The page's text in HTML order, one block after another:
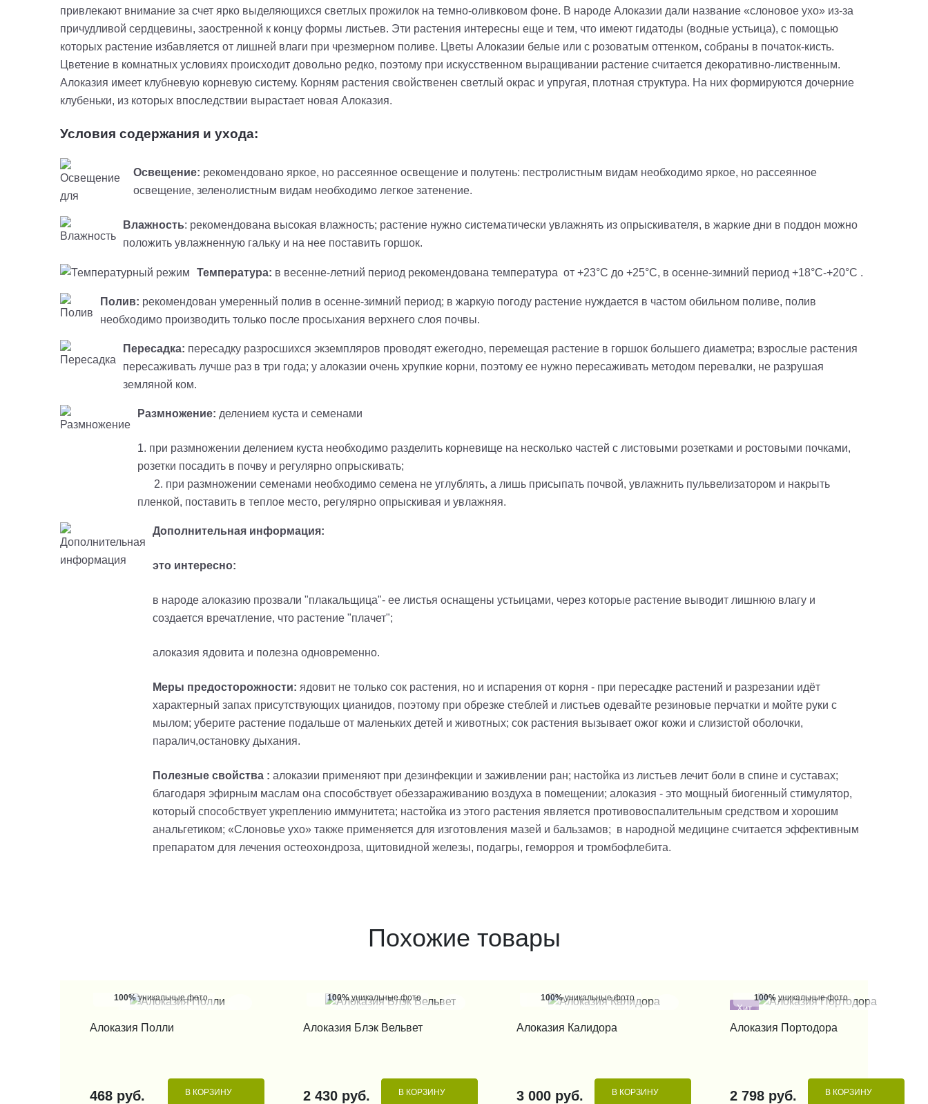
привлекают внимание за счет ярко выделяющихся светлых прожилок на темно-оливковом фоне. В народе Алоказии дали название «слоновое ухо» из-за
причудливой сердцевины, заостренной к концу формы листьев. Эти растения интересны еще и тем, что имеют гидатоды (водные устьица), с помощью
которых растение избавляется от лишней влаги при чрезмерном поливе. Цветы Алоказии белые или с розоватым оттенком, собраны в початок-кисть.
Цветение в комнатных условиях происходит довольно редко, поэтому при искусственном выращивании растение считается декоративно-лиственным.
Алоказия имеет клубневую корневую систему. Корням растения свойственен светлый окрас и упругая, плотная структура. На них формируются дочерние
клубеньки, из которых впоследствии вырастает новая Алоказия.
Условия содержания и ухода:
Освещение: рекомендовано яркое, но рассеянное освещение и полутень: пестролистным видам необходимо яркое, но рассеянное
освещение, зеленолистным видам необходимо легкое затенение.
Влажность: рекомендована высокая влажность; растение нужно систематически увлажнять из опрыскивателя, в жаркие дни в поддон можно
положить увлажненную гальку и на нее поставить горшок.
Температура: в весенне-летний период рекомендована температура от +23°C до +25°C, в осенне-зимний период +18°C-+20°C .
Полив: рекомендован умеренный полив в осенне-зимний период; в жаркую погоду растение нуждается в частом обильном поливе, полив
необходимо производить только после просыхания верхнего слоя почвы.
Пересадка: пересадку разросшихся экземпляров проводят ежегодно, перемещая растение в горшок большего диаметра; взрослые растения
пересаживать лучше раз в три года; у алоказии очень хрупкие корни, поэтому ее нужно пересаживать методом перевалки, не разрушая
земляной ком.
Размножение: делением куста и семенами
1. при размножении делением куста необходимо разделить корневище на несколько частей с листовыми розетками и ростовыми почками,
розетки посадить в почву и регулярно опрыскивать;
2. при размножении семенами необходимо семена не углублять, а лишь присыпать почвой, увлажнить пульвелизатором и накрыть
пленкой, поставить в теплое место, регулярно опрыскивая и увлажняя.
Дополнительная информация:
это интересно:
в народе алоказию прозвали "плакальщица"- ее листья оснащены устьицами, через которые растение выводит лишнюю влагу и
создается вречатление, что растение "плачет";
алоказия ядовита и полезна одновременно.
Меры предосторожности: ядовит не только сок растения, но и испарения от корня - при пересадке растений и разрезании идёт
характерный запах присутствующих цианидов, поэтому при обрезке стеблей и листьев одевайте резиновые перчатки и мойте руки с
мылом; уберите растение подальше от маленьких детей и животных; сок растения вызывает ожог кожи и слизистой оболочки,
паралич,остановку дыхания.
Полезные свойства : алоказии применяют при дезинфекции и заживлении ран; настойка из листьев лечит боли в спине и суставах;
благодаря эфирным маслам она способствует обеззараживанию воздуха в помещении; алоказия - это мощный биогенный стимулятор,
который способствует укреплению иммунитета; настойка из этого растения является противовоспалительным средством и хорошим
анальгетиком; «Слоновье ухо» также применяется для изготовления мазей и бальзамов; в народной медицине считается эффективным
препаратом для лечения остеохондроза, щитовидной железы, подагры, геморроя и тромбофлебита.
Похожие товары
100%уникальные фото
Алоказия Полли
468 руб. В КОРЗИНУ
100%уникальные фото
Алоказия Блэк Вельвет
2 430 руб. В КОРЗИНУ
100%уникальные фото
Алоказия Калидора
3 000 руб. В КОРЗИНУ
Хит
100% уникальные фото
Алоказия Портодора
2 798 руб. В КОРЗИНУ